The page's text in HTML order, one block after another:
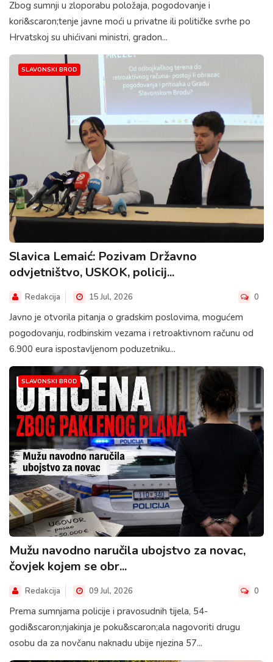
Zbog sumnji u zloporabu položaja, pogodovanje i
kori&scaron;tenje javne moći u privatne ili političke svrhe po
Hrvatskoj su uhićivani ministri, gradon...
SLAVONSKI BROD
Slavica Lemaić: Pozivam Državno
odvjetništvo, USKOK, policij...
Redakcija 15 Jul, 2026 0
Javno je otvorila pitanja o gradskim poslovima, mogućem
pogodovanju, rodbinskim vezama i retroaktivnom računu od
6.900 eura ispostavljenom poduzetniku...
SLAVONSKI BROD
Mužu navodno naručila ubojstvo za novac,
čovjek kojem se obr...
Redakcija 09 Jul, 2026 0
Prema sumnjama policije i pravosudnih tijela, 54-
godi&scaron;njakinja je poku&scaron;ala nagovoriti drugu
osobu da za novčanu naknadu ubije njezina 57...